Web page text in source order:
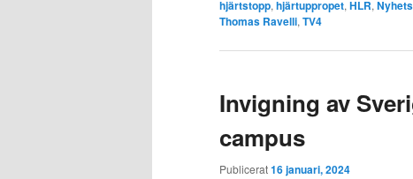
hjärtstopp, hjärtuppropet, HLR,
Thomas Ravelli, TV4
Invigning av
campus
Publicerat16 januari, 2024